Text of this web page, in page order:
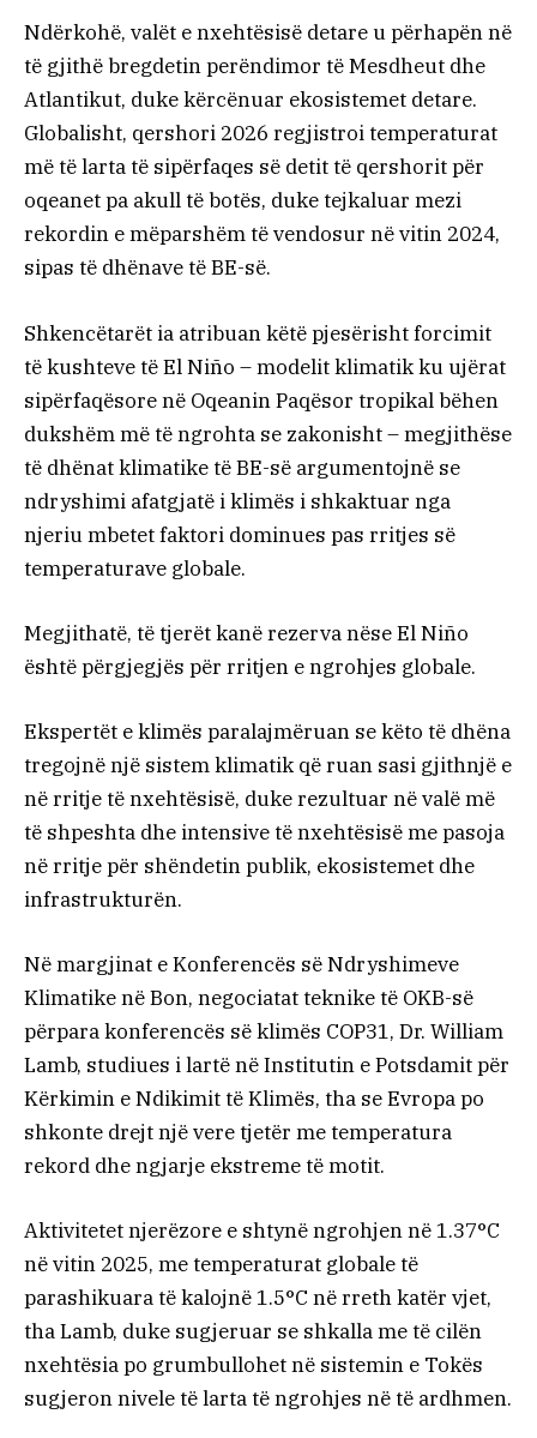
Ndërkohë, valët e nxehtësisë detare u përhapën në
të gjithë bregdetin perëndimor të Mesdheut dhe
Atlantikut, duke kërcënuar ekosistemet detare.
Globalisht, qershori 2026 regjistroi temperaturat
më të larta të sipërfaqes së detit të qershorit për
oqeanet pa akull të botës, duke tejkaluar mezi
rekordin e mëparshëm të vendosur në vitin 2024,
sipas të dhënave të BE-së.
Shkencëtarët ia atribuan këtë pjesërisht forcimit
të kushteve të El Niño – modelit klimatik ku ujërat
sipërfaqësore në Oqeanin Paqësor tropikal bëhen
dukshëm më të ngrohta se zakonisht – megjithëse
të dhënat klimatike të BE-së argumentojnë se
ndryshimi afatgjatë i klimës i shkaktuar nga
njeriu mbetet faktori dominues pas rritjes së
temperaturave globale.
Megjithatë, të tjerët kanë rezerva nëse El Niño
është përgjegjës për rritjen e ngrohjes globale.
Ekspertët e klimës paralajmëruan se këto të dhëna
tregojnë një sistem klimatik që ruan sasi gjithnjë e
në rritje të nxehtësisë, duke rezultuar në valë më
të shpeshta dhe intensive të nxehtësisë me pasoja
në rritje për shëndetin publik, ekosistemet dhe
infrastrukturën.
Në margjinat e Konferencës së Ndryshimeve
Klimatike në Bon, negociatat teknike të OKB-së
përpara konferencës së klimës COP31, Dr. William
Lamb, studiues i lartë në Institutin e Potsdamit për
Kërkimin e Ndikimit të Klimës, tha se Evropa po
shkonte drejt një vere tjetër me temperatura
rekord dhe ngjarje ekstreme të motit.
Aktivitetet njerëzore e shtynë ngrohjen në 1.37°C
në vitin 2025, me temperaturat globale të
parashikuara të kalojnë 1.5°C në rreth katër vjet,
tha Lamb, duke sugjeruar se shkalla me të cilën
nxehtësia po grumbullohet në sistemin e Tokës
sugjeron nivele të larta të ngrohjes në të ardhmen.